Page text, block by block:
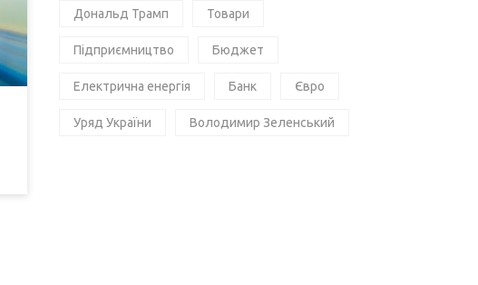
Дональд Трамп Товари
Підприємництво Бюджет
Електрична енергія Банк Євро
Уряд України Володимир Зеленський